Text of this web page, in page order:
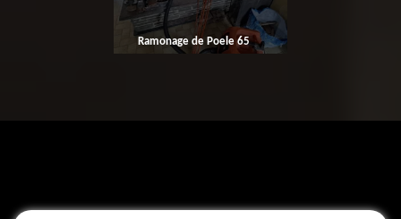
Ramonage de Poele 65